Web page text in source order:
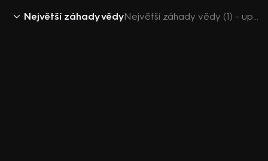
Největší záhady vědy Největší záhady vědy (1) - upoutávka